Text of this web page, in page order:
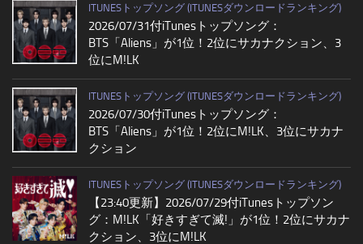
ITUNESトップソング (ITUNESダウンロードランキング)
2026/07/31付iTunesトップソング：
BTS「Aliens」が1位！2位にサカナクション、3
位にM!LK
ITUNESトップソング (ITUNESダウンロードランキング)
2026/07/30付iTunesトップソング：
BTS「Aliens」が1位！2位にM!LK、3位にサカナ
クション
ITUNESトップソング (ITUNESダウンロードランキング)
【23:40更新】2026/07/29付iTunesトップソン
グ：M!LK「好きすぎて滅!」が1位！2位にサカナ
クション、3位にM!LK